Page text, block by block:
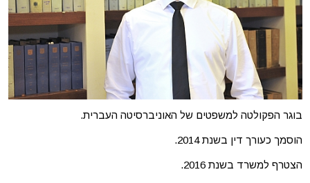
בוגר הפקולטה למשפטים של האוניברסיטה העברית.
הוסמך כעורך דין בשנת 2014.
הצטרף למשרד בשנת 2016.